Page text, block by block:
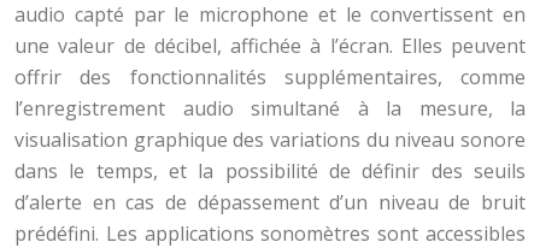
audio capté par le microphone et le convertissent en
une valeur de décibel, affichée à l’écran. Elles peuvent
offrir des fonctionnalités supplémentaires, comme
l’enregistrement audio simultané à la mesure, la
visualisation graphique des variations du niveau sonore
dans le temps, et la possibilité de définir des seuils
d’alerte en cas de dépassement d’un niveau de bruit
prédéfini. Les applications sonomètres sont accessibles